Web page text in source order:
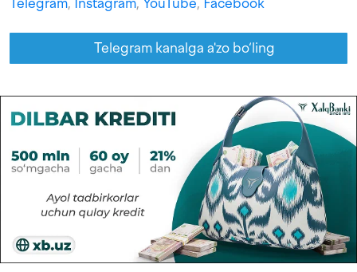
Telegram, Instagram, YouTube, Facebook
Telegram kanalga a'zo bo‘ling